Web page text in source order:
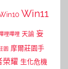
Win11
哩嗶哩 天諭 妄
園 摩爾莊園手
榮耀 生化危機